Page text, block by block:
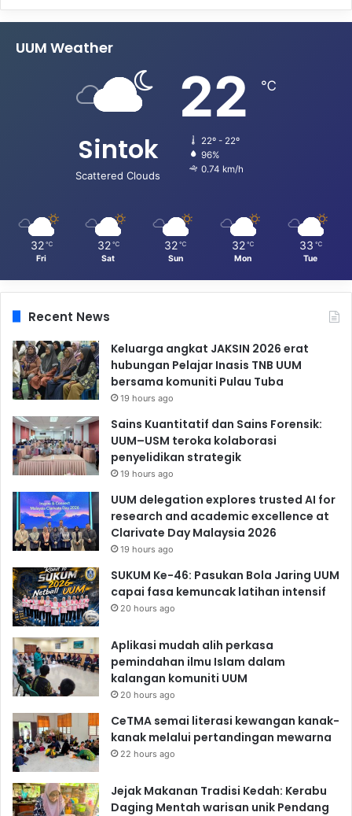
UUM Weather
Sintok
Scattered Clouds
22 ℃
22º - 22º
96%
0.74 km/h
32 ℃
Fri
32 ℃
Sat
32 ℃
Sun
32 ℃
Mon
33 ℃
Tue
Recent News
Keluarga angkat JAKSIN 2026 erat
hubungan Pelajar Inasis TNB UUM
bersama komuniti Pulau Tuba
19 hours ago
Sains Kuantitatif dan Sains Forensik:
UUM–USM teroka kolaborasi
penyelidikan strategik
19 hours ago
UUM delegation explores trusted AI for
research and academic excellence at
Clarivate Day Malaysia 2026
19 hours ago
SUKUM Ke-46: Pasukan Bola Jaring UUM
capai fasa kemuncak latihan intensif
20 hours ago
Aplikasi mudah alih perkasa
pemindahan ilmu Islam dalam
kalangan komuniti UUM
20 hours ago
CeTMA semai literasi kewangan kanak-
kanak melalui pertandingan mewarna
22 hours ago
Jejak Makanan Tradisi Kedah: Kerabu
Daging Mentah warisan unik Pendang